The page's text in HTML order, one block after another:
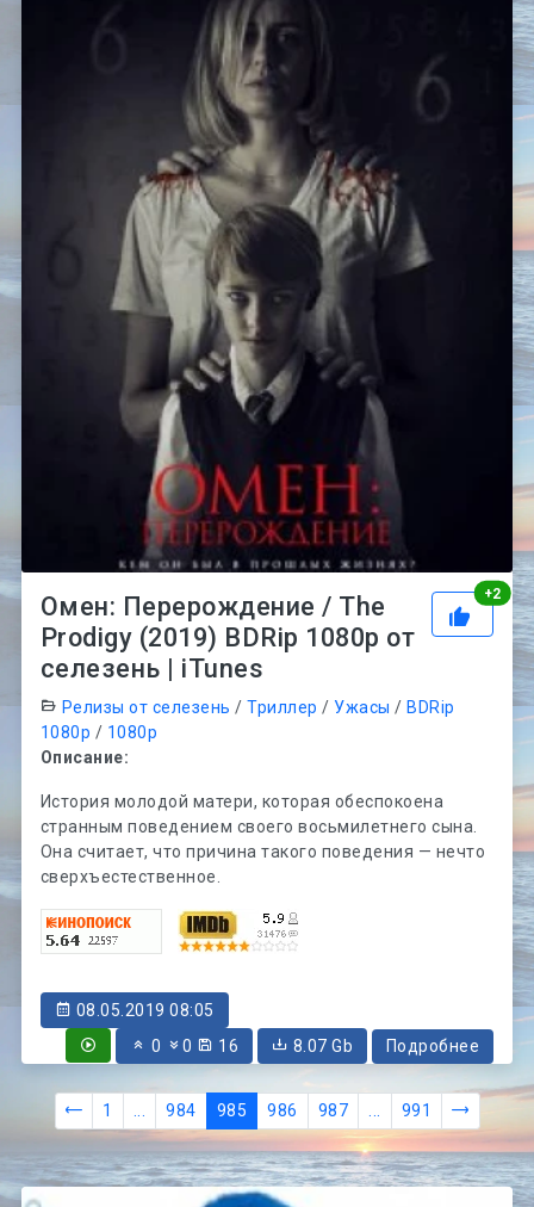
+2
Омен: Перерождение / The
Prodigy (2019) BDRip 1080p от
селезень | iTunes
Релизы от селезень /Триллер / Ужасы / BDRip
1080p / 1080p
Описание:
История молодой матери, которая обеспокоена
странным поведением своего восьмилетнего сына.
Она считает, что причина такого поведения — нечто
сверхъестественное.
08.05.2019 08:05
0
0 16 8.07 Gb Подробнее
1 ... 984 985 986 987 ... 991